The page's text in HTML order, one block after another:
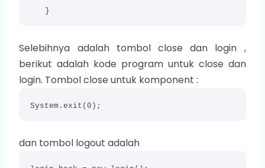
}
Selebihnya adalah tombol close dan login ,
berikut adalah kode program untuk close dan
login. Tombol close untuk komponent :
System.exit(0);
dan tombol logout adalah